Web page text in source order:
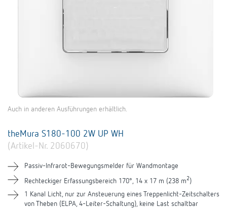
Auch in anderen Ausführungen erhältlich.
theMura S180-100 2W UP WH
(Artikel-Nr. 2060670)
Passiv-Infrarot-Bewegungsmelder für Wandmontage
Rechteckiger Erfassungsbereich 170°, 14 x 17 m (238 m2)
1 Kanal Licht, nur zur Ansteuerung eines Treppenlicht-Zeitschalters
von Theben (ELPA, 4-Leiter-Schaltung), keine Last schaltbar